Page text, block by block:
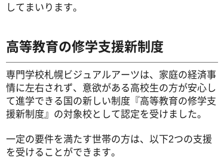
してまいります。
高等教育の修学支援新制度
専門学校札幌ビジュアルアーツは、家庭の経済事
情に左右されず、意欲がある高校生の方が安心し
て進学できる国の新しい制度『高等教育の修学支
援新制度』の対象校として認定を受けました。
一定の要件を満たす世帯の方は、以下2つの支援
を受けることができます。